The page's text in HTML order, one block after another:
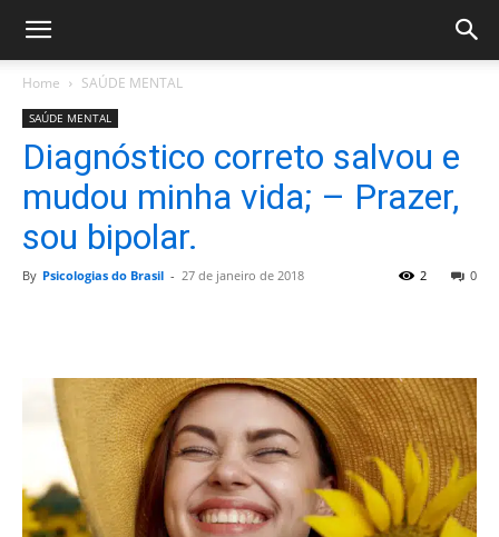
Home SAÚDE MENTAL
SAÚDE MENTAL
Diagnóstico correto salvou e
mudou minha vida; – Prazer,
sou bipolar.
By Psicologias do Brasil - 27 de janeiro de 2018 0
2